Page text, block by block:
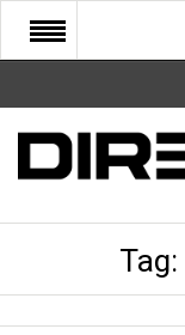
START
COMUNITATE
Tag: